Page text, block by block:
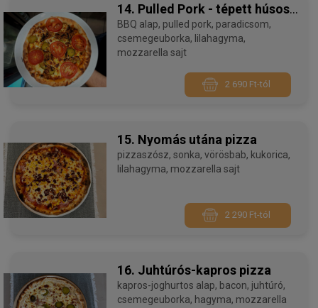
14. Pulled Pork - tépett húsos
pizza
BBQ alap, pulled pork, paradicsom,
csemegeuborka, lilahagyma,
mozzarella sajt
2 690 Ft-tól
15. Nyomás utána pizza
pizzaszósz, sonka, vörösbab, kukorica,
lilahagyma, mozzarella sajt
2 290 Ft-tól
16. Juhtúrós-kapros pizza
kapros-joghurtos alap, bacon, juhtúró,
csemegeuborka, hagyma, mozzarella